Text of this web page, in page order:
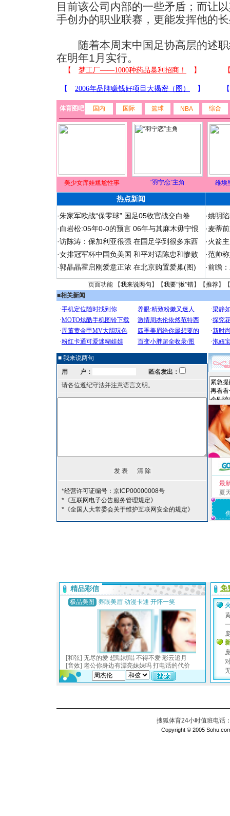
目前该公司内部的一些矛盾；而让
手创办的职业联赛，更能发挥他的
随着本周末中国足协高层的述职
在明年1月实行。
体育图吧 国内 国际 篮球 NBA 综合
美少女库娃尴尬性事 “羽宁恋”主角 维埃
热点新闻
·朱家军欧战“保零球” 国足05收官战交白卷
·白岩松:05年0-0的预言 06年与其麻木毋宁恨
·访陈涛：保加利亚很强 在国足学到很多东西
·女排冠军杯中国负美国 和平对话陈忠和惨败
·郭晶晶霍启刚爱意正浓 在北京购置爱巢(图)
·姚明
·麦蒂
·火箭
·范帅
·前瞻
页面功能 【我来说两句 】【我要“揪”错】【推荐】
■相关新闻
■ 我来说两句
用 户：
匿名发出：
请各位遵纪守法并注意语言文明。
*经营许可证编号：京ICP00000008号
*《互联网电子公告服务管理规定》
*《全国人大常委会关于维护互联网安全的规定》
最
夏
搜狐体育24小时值班电话
Copyright © 2005